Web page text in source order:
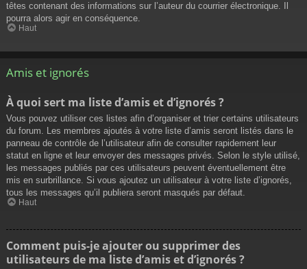
têtes contenant des informations sur l’auteur du courrier électronique. Il
pourra alors agir en conséquence.
Haut
Amis et ignorés
À quoi sert ma liste d’amis et d’ignorés ?
Vous pouvez utiliser ces listes afin d’organiser et trier certains utilisateurs
du forum. Les membres ajoutés à votre liste d’amis seront listés dans le
panneau de contrôle de l’utilisateur afin de consulter rapidement leur
statut en ligne et leur envoyer des messages privés. Selon le style utilisé,
les messages publiés par ces utilisateurs peuvent éventuellement être
mis en surbrillance. Si vous ajoutez un utilisateur à votre liste d’ignorés,
tous les messages qu’il publiera seront masqués par défaut.
Haut
Comment puis-je ajouter ou supprimer des
utilisateurs de ma liste d’amis et d’ignorés ?